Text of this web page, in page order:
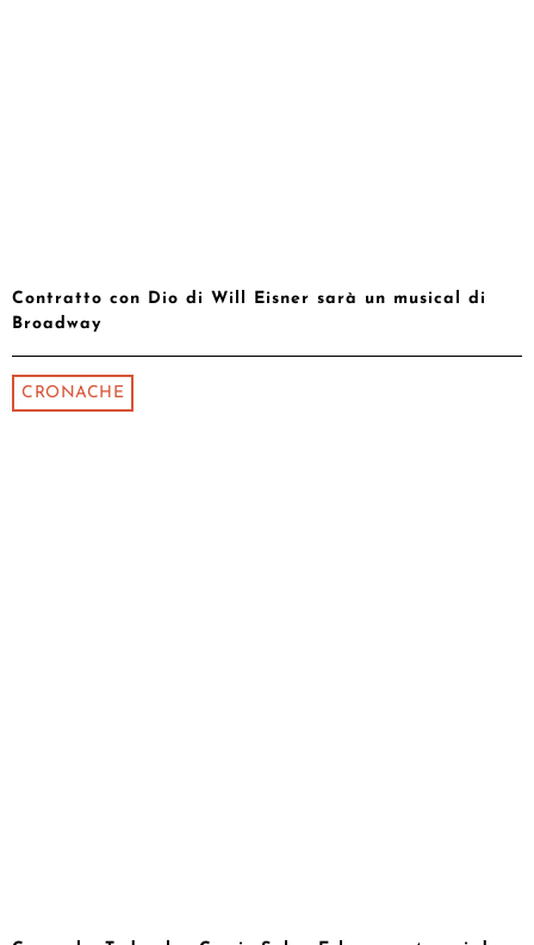
Contratto con Dio di Will Eisner sarà un musical di
Broadway
CRONACHE